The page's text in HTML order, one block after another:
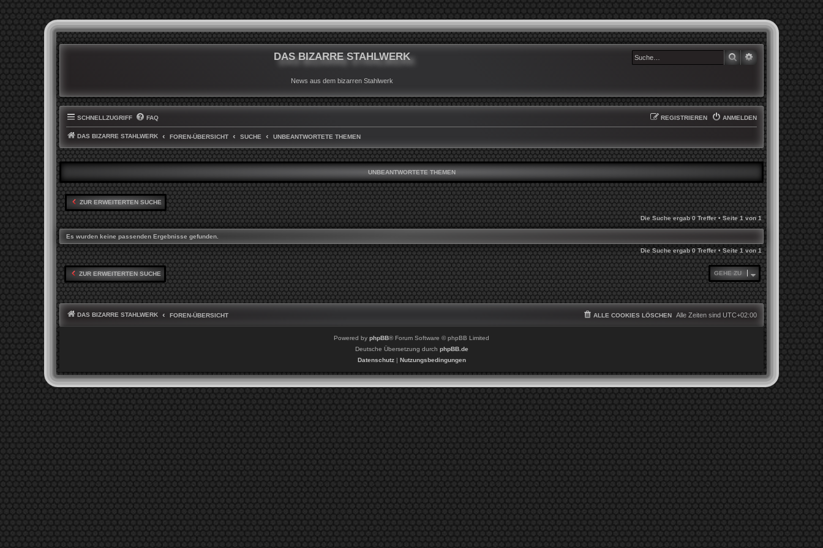
DAS BIZARRE STAHLWERK
News aus dem bizarren Stahlwerk
SUCHE
SCHNELLZUGRIFF FAQ ANMELDEN
REGISTRIEREN
DAS BIZARRE STAHLWERK FOREN-ÜBERSICHT SUCHE UNBEANTWORTETE THEMEN
UNBEANTWORTETE THEMEN
ZUR ERWEITERTEN SUCHE
Die Suche ergab 0 Treffer • Seite1 von1
Es wurden keine passenden Ergebnisse gefunden.
Die Suche ergab 0 Treffer • Seite1von1
ZUR ERWEITERTEN SUCHE GEHE ZU
DAS BIZARRE STAHLWERK FOREN-ÜBERSICHT Alle Zeiten sind UTC+02:00
ALLE COOKIES LÖSCHEN
Powered by phpBB® Forum Software © phpBB Limited
Deutsche Übersetzung durch phpBB.de
Datenschutz| Nutzungsbedingungen